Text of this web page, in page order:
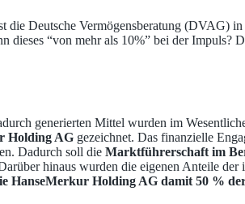
Deutsche Vermögensberatung (DVAG)
“von mehr als 10%” bei der Impuls?
generierten Mittel wurden im
Holding AG gezeichnet. Das finanzielle
Dadurch soll die Marktführerschaft im
hinaus wurden die eigenen Anteile
HanseMerkur Holding AG damit 50 %